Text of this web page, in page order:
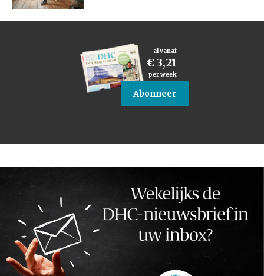
al vanaf
€ 3,21
per week
Abonneer